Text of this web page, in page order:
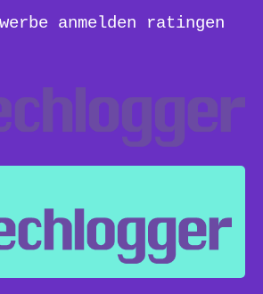
anmelden ratingen
WISSEN